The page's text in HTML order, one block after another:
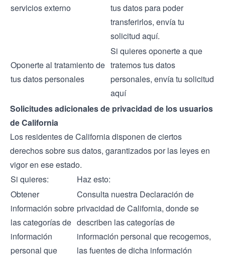
servicios externo
tus datos para poder
transferirlos, envía tu
solicitud aquí.
Oponerte al tratamiento de
tus datos personales
Si quieres oponerte a que
tratemos tus datos
personales, envía tu solicitud
aquí
Solicitudes adicionales de privacidad de los usuarios
de California
Los residentes de California disponen de ciertos
derechos sobre sus datos, garantizados por las leyes en
vigor en ese estado.
Si quieres:
Haz esto:
Obtener
información sobre
las categorías de
información
personal que
Consulta nuestra Declaración de
privacidad de California, donde se
describen las categorías de
información personal que recogemos,
las fuentes de dicha información